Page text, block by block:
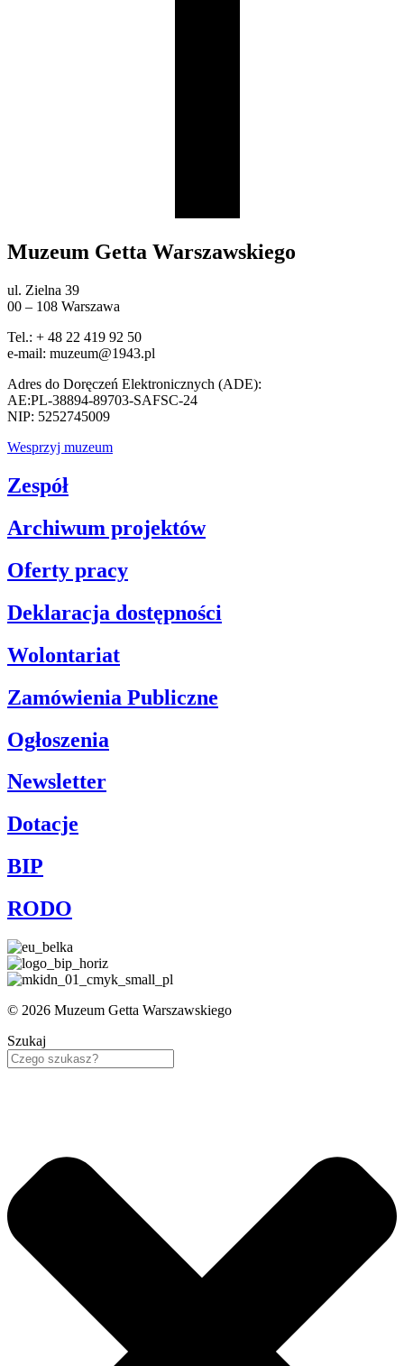
Muzeum Getta Warszawskiego
ul. Zielna 39
00 – 108 Warszawa
Tel.: + 48 22 419 92 50
e-mail: muzeum@1943.pl
Adres do Doręczeń Elektronicznych (ADE):
AE:PL-38894-89703-SAFSC-24
NIP: 5252745009
Wesprzyj muzeum
Zespół
Archiwum projektów
Oferty pracy
Deklaracja dostępności
Wolontariat
Zamówienia Publiczne
Ogłoszenia
Newsletter
Dotacje
BIP
RODO
© 2026 Muzeum Getta Warszawskiego
Szukaj